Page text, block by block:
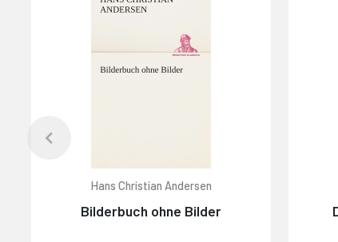
Hans Christian Andersen
Bilderbuch ohne Bilder